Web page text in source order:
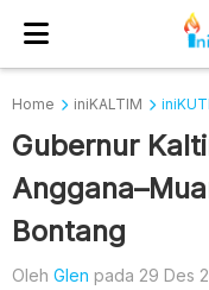
Home iniKALTIM
Gubernur
Bontang
Oleh Glen pada 29 Des